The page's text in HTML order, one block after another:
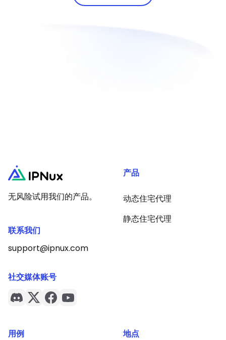
无风险试用我们的产品。
联系我们
support@ipnux.com
社交媒体账号
产品
动态住宅代理
静态住宅代理
用例 地点